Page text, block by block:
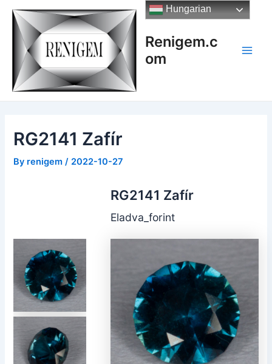
Skip
content
Renigem.c
om
RG2141 Zafír
By renigem/ 2022-10-27
RG2141 Zafír
Eladva_forint
Hungarian